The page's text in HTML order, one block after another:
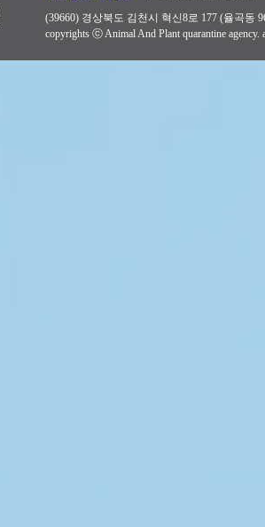
(39660) 경상북도 김천시 혁신8로 177 (율곡동
copyrights ⓒ Animal And Plant quarantine agency.